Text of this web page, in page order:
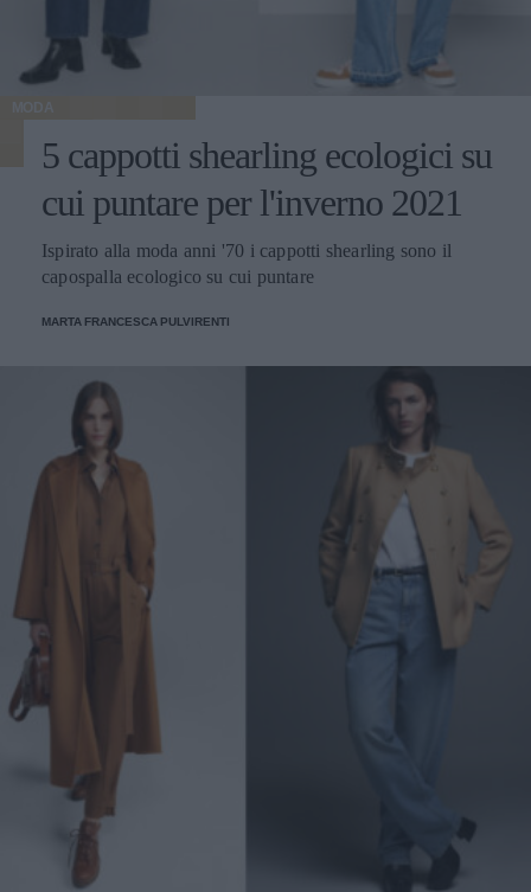
MODA
5 cappotti shearling ecologici su
cui puntare per l'inverno 2021
Ispirato alla moda anni '70 i cappotti shearling sono il
capospalla ecologico su cui puntare
MARTA FRANCESCA PULVIRENTI